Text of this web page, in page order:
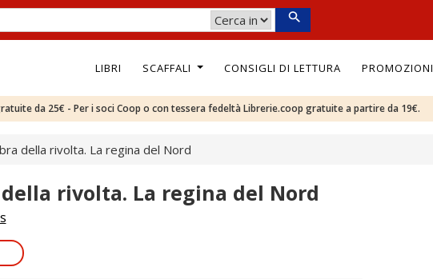
LIBRI SCAFFALI CONSIGLI DI LETTURA PROMOZIONI
da 25€ - Per i soci Coop o con tessera fedeltà Librerie.coop gratuite a partire da 19€.
della rivolta. La regina del Nord
rivolta. La regina del Nord